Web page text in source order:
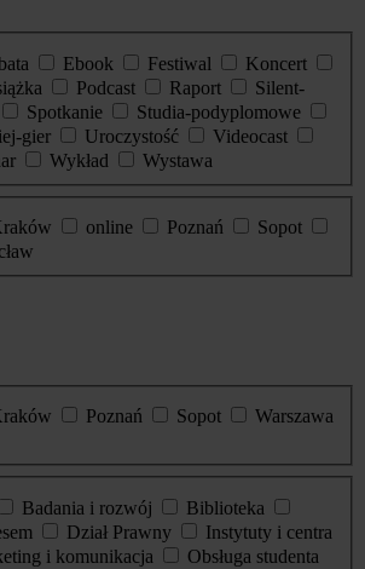
Ebook Festiwal
Koncert
Podcast Raport
Silent-
Spotkanie
Studia-podyplomowe
gier Uroczystość
Videocast
Wykład
Wystawa
online Poznań
Sopot
Poznań Sopot
Warszawa
Badania i rozwój
Biblioteka
Dział Prawny
Instytuty i centra
i komunikacja
Obsługa studenta